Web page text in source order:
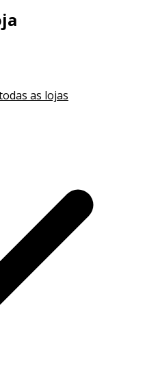
as lojas